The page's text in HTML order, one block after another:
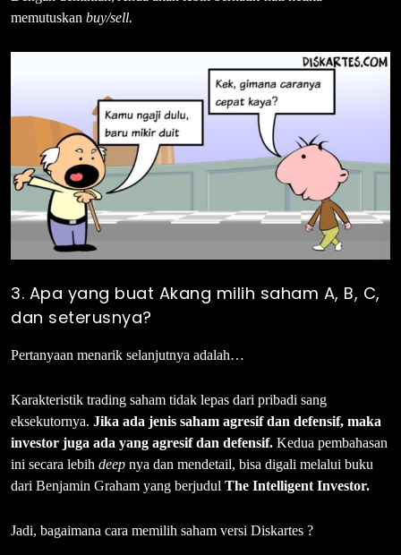
memutuskan buy/sell.
3. Apa yang buat Akang milih saham A, B, C,
dan seterusnya?
Pertanyaan menarik selanjutnya adalah…
Karakteristik trading saham tidak lepas dari pribadi sang
eksekutornya. Jika ada jenis saham agresif dan defensif, maka
investor juga ada yang agresif dan defensif. Kedua pembahasan
ini secara lebih deep nya dan mendetail, bisa digali melalui buku
dari Benjamin Graham yang berjudul The Intelligent Investor.
Jadi, bagaimana cara memilih saham versi Diskartes ?